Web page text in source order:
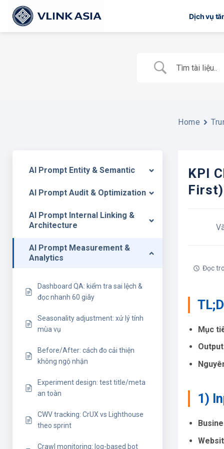
qua
nội
Dịch vụ
AI Prompt Entity & Semantic
AI Prompt Audit & Optimization
AI Prompt Internal Linking &
Architecture
AI Prompt Measurement &
Analytics
Dashboard QA: kiểm tra sai lệch &
đọc nhanh 60 giây
Seasonality adjustment: xử lý tính
mùa vụ
Before/After: cách đo cải thiện
không ngộ nhận
Experiment design: test title/meta
an toàn
CWV tracking: CrUX vs Lighthouse
theo sprint
Crawl monitoring: log-based bot
Home
KPI
First)
Đọc
Mục
1)